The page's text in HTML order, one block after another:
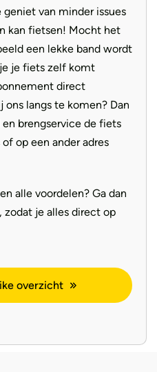
van minder issues
kan fietsen! Mocht het
een lekke band wordt
je fiets zelf komt
direct
langs te komen? Dan
brengservice de fiets
op een ander adres
alle voordelen? Ga dan
zodat je alles direct op
overzicht